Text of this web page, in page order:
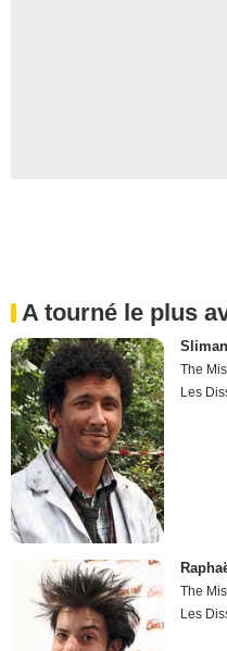
A tourné le plus
The
Les
The
Les